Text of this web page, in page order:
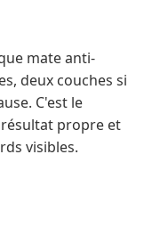
mate anti-
deux couches si
C'est le
propre et
visibles.